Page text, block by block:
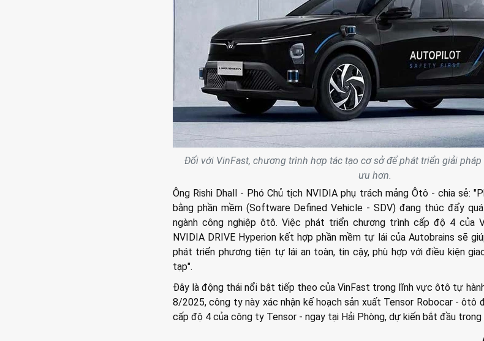
Đối với VinFast, chương trình hợp tác tạo cơ sở để phát triển giải
ưu hơn.
Ông Rishi Dhall - Phó Chủ tịch NVIDIA phụ trách mảng Ôtô - chia sẻ:
bằng phần mềm (Software Defined Vehicle - SDV) đang thúc đẩy
ngành công nghiệp ôtô. Việc phát triển chương trình cấp độ 4 của
NVIDIA DRIVE Hyperion kết hợp phần mềm tự lái của Autobrains sẽ
phát triển phương tiện tự lái an toàn, tin cậy, phù hợp với điều kiện
tạp".
Đây là động thái nổi bật tiếp theo của VinFast trong lĩnh vực ôtô tự
8/2025, công ty này xác nhận kế hoạch sản xuất Tensor Robocar - ôtô
cấp độ 4 của công ty Tensor - ngay tại Hải Phòng, dự kiến bắt đầu trong